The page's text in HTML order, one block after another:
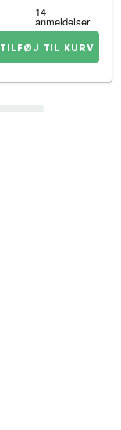
TILFØJ TIL KURV